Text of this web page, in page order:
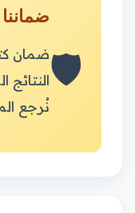
🛡️النتائج
نُرجع